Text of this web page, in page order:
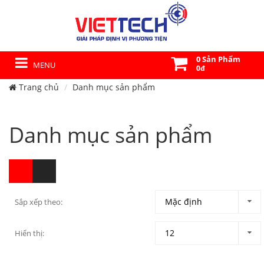
MENU
0 Sản Phẩm
0đ
Trang chủ Danh mục sản phẩm
Danh mục sản phẩm
Sắp xếp theo:
Hiển thị: